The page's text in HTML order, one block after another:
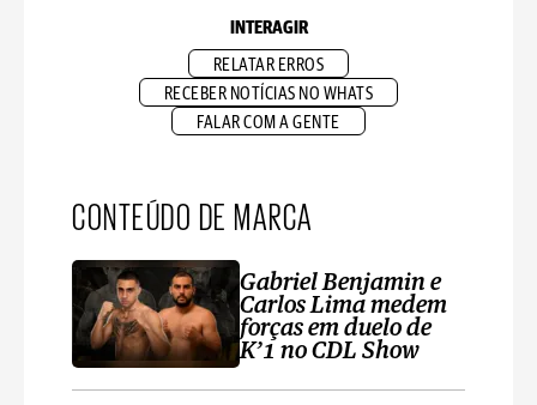
INTERAGIR
RELATAR ERROS
RECEBER NOTÍCIAS NO WHATS
FALAR COM A GENTE
CONTEÚDO DE MARCA
Gabriel Benjamin e
Carlos Lima medem
forças em duelo de
K’1 no CDL Show